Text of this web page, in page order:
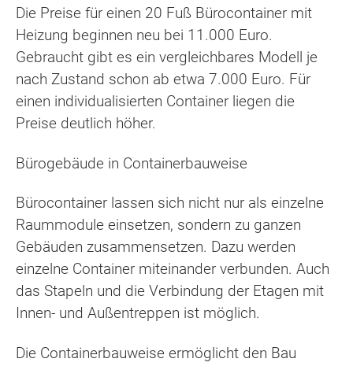
Die Preise für einen 20 Fuß Bürocontainer mit
Heizung beginnen neu bei 11.000 Euro.
Gebraucht gibt es ein vergleichbares Modell je
nach Zustand schon ab etwa 7.000 Euro. Für
einen individualisierten Container liegen die
Preise deutlich höher.
Bürogebäude in Containerbauweise
Bürocontainer lassen sich nicht nur als einzelne
Raummodule einsetzen, sondern zu ganzen
Gebäuden zusammensetzen. Dazu werden
einzelne Container miteinander verbunden. Auch
das Stapeln und die Verbindung der Etagen mit
Innen- und Außentreppen ist möglich.
Die Containerbauweise ermöglicht den Bau